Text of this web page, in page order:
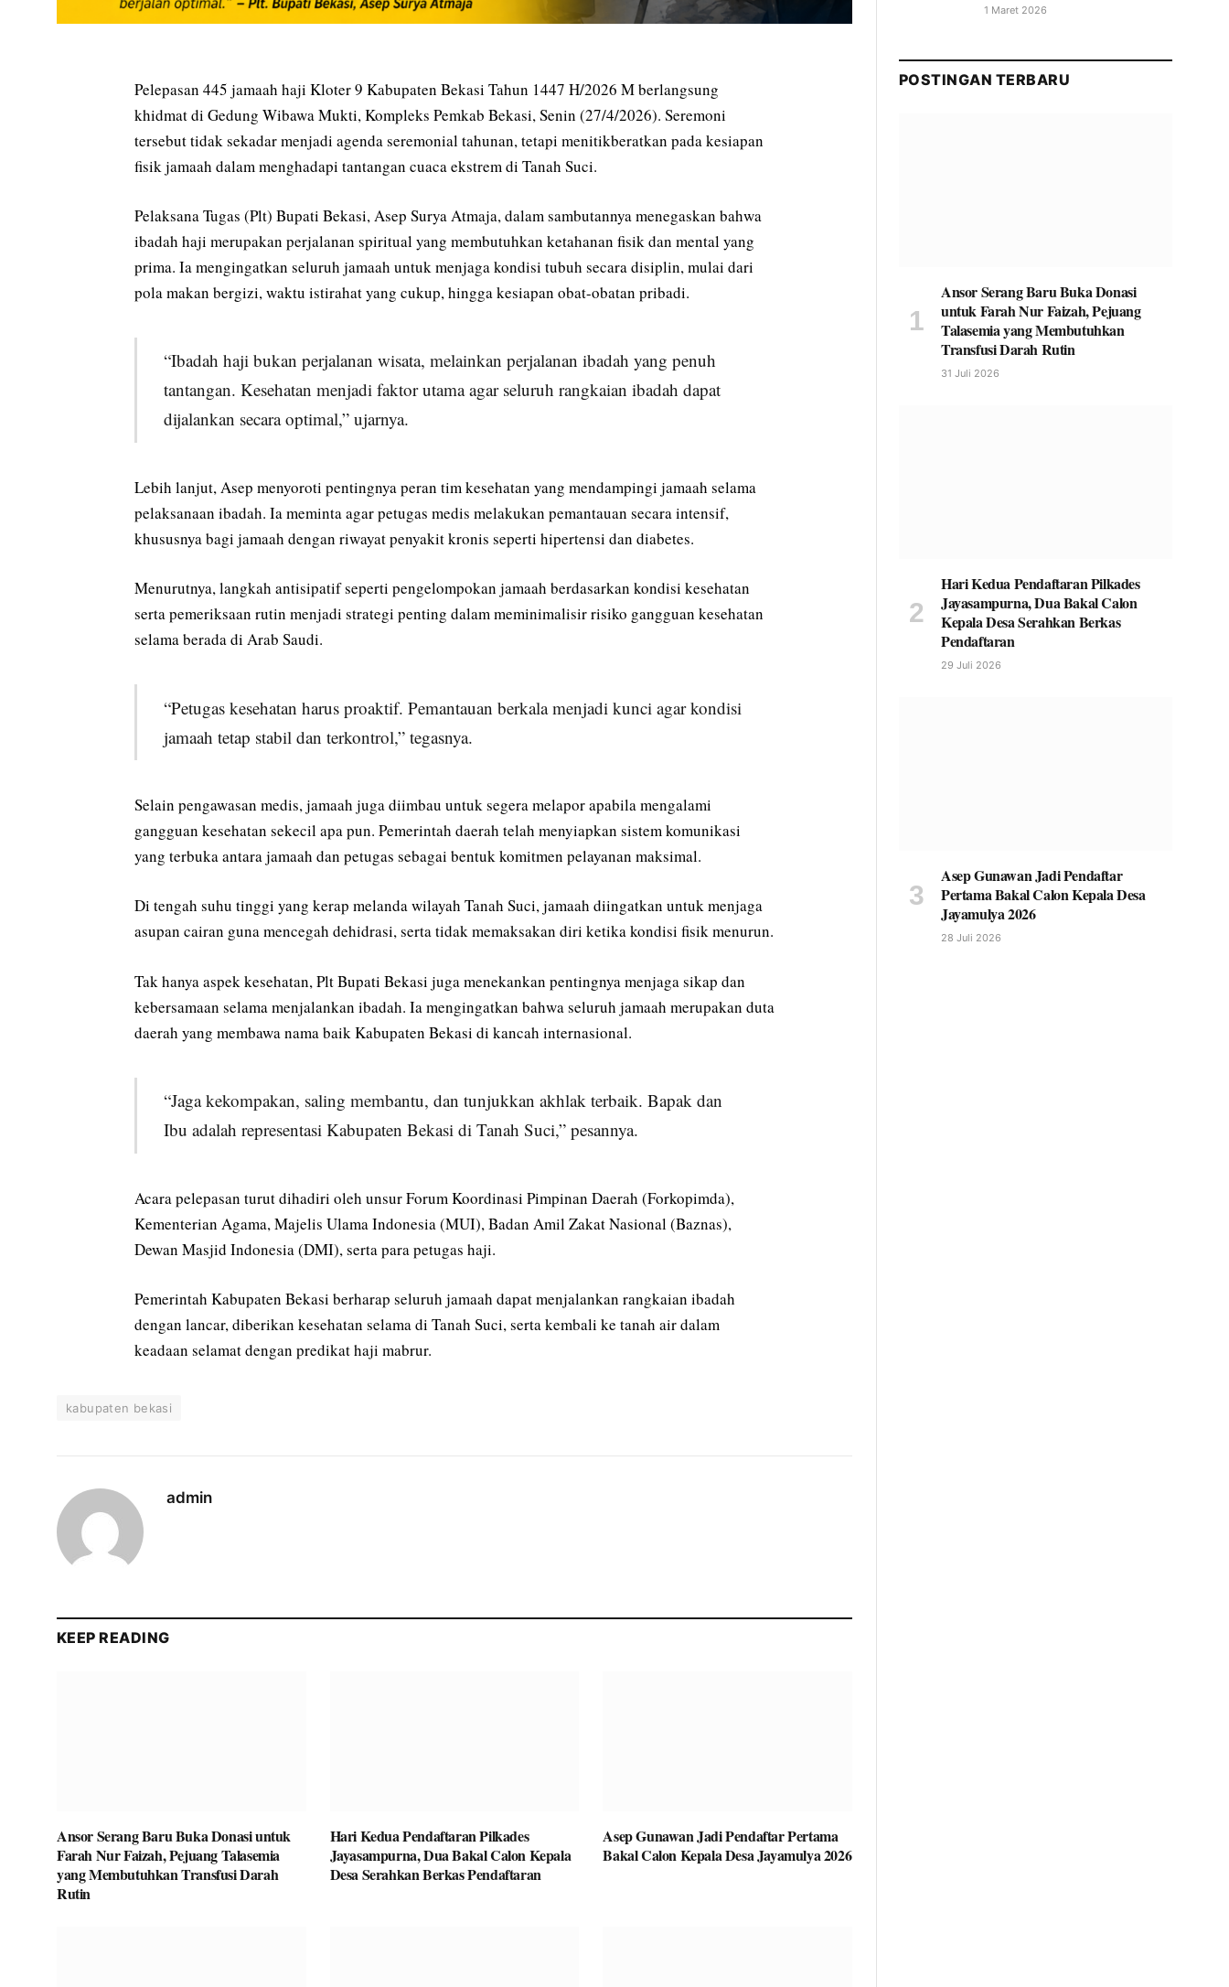
Pelepasan 445 jamaah haji Kloter 9 Kabupaten Bekasi Tahun 1447 H/2026 M berlangsung
khidmat di Gedung Wibawa Mukti, Kompleks Pemkab Bekasi, Senin (27/4/2026). Seremoni
tersebut tidak sekadar menjadi agenda seremonial tahunan, tetapi menitikberatkan pada kesiapan
fisik jamaah dalam menghadapi tantangan cuaca ekstrem di Tanah Suci.
Pelaksana Tugas (Plt) Bupati Bekasi, Asep Surya Atmaja, dalam sambutannya menegaskan bahwa
ibadah haji merupakan perjalanan spiritual yang membutuhkan ketahanan fisik dan mental yang
prima. Ia mengingatkan seluruh jamaah untuk menjaga kondisi tubuh secara disiplin, mulai dari
pola makan bergizi, waktu istirahat yang cukup, hingga kesiapan obat-obatan pribadi.
“Ibadah haji bukan perjalanan wisata, melainkan perjalanan ibadah yang penuh
tantangan. Kesehatan menjadi faktor utama agar seluruh rangkaian ibadah dapat
dijalankan secara optimal,” ujarnya.
Lebih lanjut, Asep menyoroti pentingnya peran tim kesehatan yang mendampingi jamaah selama
pelaksanaan ibadah. Ia meminta agar petugas medis melakukan pemantauan secara intensif,
khususnya bagi jamaah dengan riwayat penyakit kronis seperti hipertensi dan diabetes.
Menurutnya, langkah antisipatif seperti pengelompokan jamaah berdasarkan kondisi kesehatan
serta pemeriksaan rutin menjadi strategi penting dalam meminimalisir risiko gangguan kesehatan
selama berada di Arab Saudi.
“Petugas kesehatan harus proaktif. Pemantauan berkala menjadi kunci agar kondisi
jamaah tetap stabil dan terkontrol,” tegasnya.
Selain pengawasan medis, jamaah juga diimbau untuk segera melapor apabila mengalami
gangguan kesehatan sekecil apa pun. Pemerintah daerah telah menyiapkan sistem komunikasi
yang terbuka antara jamaah dan petugas sebagai bentuk komitmen pelayanan maksimal.
Di tengah suhu tinggi yang kerap melanda wilayah Tanah Suci, jamaah diingatkan untuk menjaga
asupan cairan guna mencegah dehidrasi, serta tidak memaksakan diri ketika kondisi fisik menurun.
Tak hanya aspek kesehatan, Plt Bupati Bekasi juga menekankan pentingnya menjaga sikap dan
kebersamaan selama menjalankan ibadah. Ia mengingatkan bahwa seluruh jamaah merupakan duta
daerah yang membawa nama baik Kabupaten Bekasi di kancah internasional.
“Jaga kekompakan, saling membantu, dan tunjukkan akhlak terbaik. Bapak dan
Ibu adalah representasi Kabupaten Bekasi di Tanah Suci,” pesannya.
Acara pelepasan turut dihadiri oleh unsur Forum Koordinasi Pimpinan Daerah (Forkopimda),
Kementerian Agama, Majelis Ulama Indonesia (MUI), Badan Amil Zakat Nasional (Baznas),
Dewan Masjid Indonesia (DMI), serta para petugas haji.
Pemerintah Kabupaten Bekasi berharap seluruh jamaah dapat menjalankan rangkaian ibadah
dengan lancar, diberikan kesehatan selama di Tanah Suci, serta kembali ke tanah air dalam
keadaan selamat dengan predikat haji mabrur.
kabupaten bekasi
admin
KEEP READING
Ansor Serang Baru Buka Donasi untuk
Farah Nur Faizah, Pejuang Talasemia
yang Membutuhkan Transfusi Darah
Rutin
Hari Kedua Pendaftaran Pilkades
Jayasampurna, Dua Bakal Calon Kepala
Desa Serahkan Berkas Pendaftaran
Asep Gunawan Jadi Pendaftar Pertama
Bakal Calon Kepala Desa Jayamulya 2026
1 Maret 2026
POSTINGAN TERBARU
Ansor Serang Baru Buka Donasi
untuk Farah Nur Faizah, Pejuang
Talasemia yang Membutuhkan
Transfusi Darah Rutin
31 Juli 2026
Hari Kedua Pendaftaran Pilkades
Jayasampurna, Dua Bakal Calon
Kepala Desa Serahkan Berkas
Pendaftaran
29 Juli 2026
Asep Gunawan Jadi Pendaftar
Pertama Bakal Calon Kepala Desa
Jayamulya 2026
28 Juli 2026